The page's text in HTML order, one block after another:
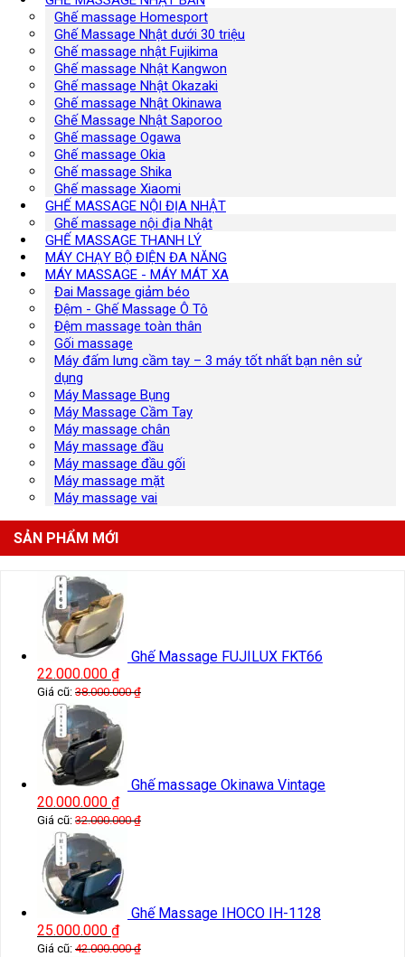
Ghế massage Homesport
Ghế Massage Nhật dưới 30 triệu
Ghế massage nhật Fujikima
Ghế massage Nhật Kangwon
Ghế massage Nhật Okazaki
Ghế massage Nhật Okinawa
Ghế Massage Nhật Saporoo
Ghế massage Ogawa
Ghế massage Okia
Ghế massage Shika
Ghế massage Xiaomi
GHẾ MASSAGE NỘI ĐỊA NHẬT
Ghế massage nội địa Nhật
GHẾ MASSAGE THANH LÝ
MÁY CHẠY BỘ ĐIỆN ĐA NĂNG
MÁY MASSAGE - MÁY MÁT XA
Đai Massage giảm béo
Đệm - Ghế Massage Ô Tô
Đệm massage toàn thân
Gối massage
Máy đấm lưng cầm tay – 3 máy tốt nhất bạn nên sử
dụng
Máy Massage Bụng
Máy Massage Cầm Tay
Máy massage chân
Máy massage đầu
Máy massage đầu gối
Máy massage mặt
Máy massage vai
SẢN PHẨM MỚI
Ghế Massage FUJILUX FKT66
22.000.000 ₫
Giá cũ: 38.000.000₫
Ghế massage Okinawa Vintage
20.000.000 ₫
Giá cũ: 32.000.000₫
Ghế Massage IHOCO IH-1128
25.000.000 ₫
Giá cũ: 42.000.000₫